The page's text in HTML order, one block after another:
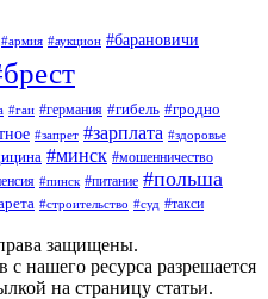
#армия #аукцион #барановичи
#гаи #германия #гибель #гродно
#запрет #зарплата #здоровье
#минск #мошенничество
#пинск #питание #польша
#строительство #суд #такси
защищены.
нашего ресурса разрешается
на страницу статьи.